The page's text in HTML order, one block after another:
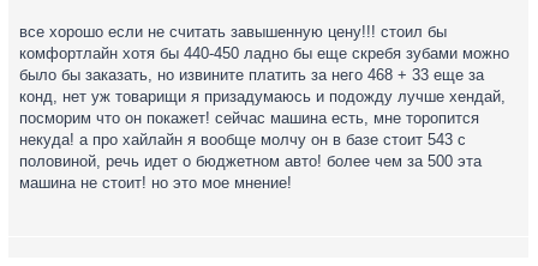
все хорошо если не считать завышенную цену!!! стоил бы
комфортлайн хотя бы 440-450 ладно бы еще скребя зубами можно
было бы заказать, но извините платить за него 468 + 33 еще за
конд, нет уж товарищи я призадумаюсь и подожду лучше хендай,
посморим что он покажет! сейчас машина есть, мне торопится
некуда! а про хайлайн я вообще молчу он в базе стоит 543 с
половиной, речь идет о бюджетном авто! более чем за 500 эта
машина не стоит! но это мое мнение!